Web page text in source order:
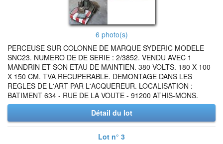
6 photo(s)
PERCEUSE SUR COLONNE DE MARQUE SYDERIC MODELE
SNC23. NUMERO DE DE SERIE : 2/3852. VENDU AVEC 1
MANDRIN ET SON ETAU DE MAINTIEN. 380 VOLTS. 180 X 100
X 150 CM. TVA RECUPERABLE. DEMONTAGE DANS LES
REGLES DE L'ART PAR L'ACQUEREUR. LOCALISATION :
BATIMENT 634 - RUE DE LA VOUTE - 91200 ATHIS-MONS.
Détail du lot
Lot n° 3